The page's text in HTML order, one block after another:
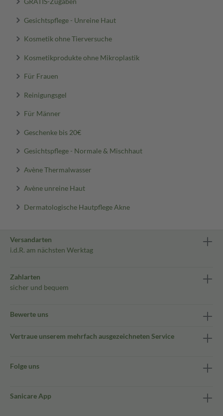
Gesichtspflege - Unreine Haut
Kosmetik ohne Tierversuche
Kosmetikprodukte ohne Mikroplastik
Für Frauen
Reinigungsgel
Für Männer
Geschenke bis 20€
Gesichtspflege - Normale & Mischhaut
Avène Thermalwasser
Avène unreine Haut
Dermatologische Hautpflege Akne
Versandarten
i.d.R. am nächsten Werktag
Zahlarten
sicher und bequem
Bewerte uns
Vertraue unserem mehrfach ausgezeichneten Service
Folge uns
Sanicare App